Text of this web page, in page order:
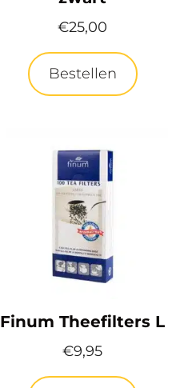
€25,00
Bestellen
Finum Theefilters L
€9,95